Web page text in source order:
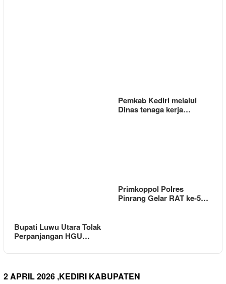
Pemkab Kediri melalui
Dinas tenaga kerja…
Bupati Luwu Utara Tolak
Perpanjangan HGU…
Primkoppol Polres
Pinrang Gelar RAT ke-5…
2 APRIL 2026 ,KEDIRI KABUPATEN